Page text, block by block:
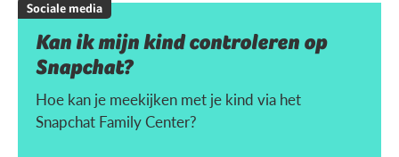
Sociale media
Kan ik mijn kind controleren op
Snapchat?
Hoe kan je meekijken met je kind via het
Snapchat Family Center?